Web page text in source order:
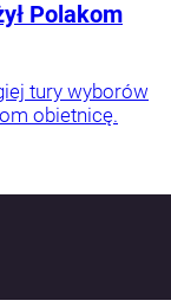
Polakom
tury wyborów
obietnicę.